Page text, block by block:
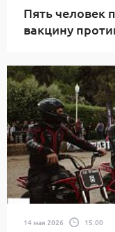
Пять человек
вакцину
14 мая 2026 15:00